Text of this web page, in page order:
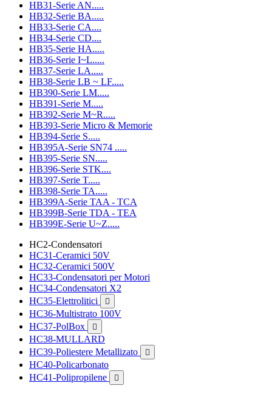
HB31-Serie AN.....
HB32-Serie BA.....
HB33-Serie CA....
HB34-Serie CD....
HB35-Serie HA.....
HB36-Serie I~L.....
HB37-Serie LA.....
HB38-Serie LB ~ LF.....
HB390-Serie LM.....
HB391-Serie M.....
HB392-Serie M~R.....
HB393-Serie Micro & Memorie
HB394-Serie S.....
HB395A-Serie SN74 .....
HB395-Serie SN.....
HB396-Serie STK....
HB397-Serie T.....
HB398-Serie TA.....
HB399A-Serie TAA - TCA
HB399B-Serie TDA - TEA
HB399E-Serie U~Z.....
HC2-Condensatori
HC31-Ceramici 50V
HC32-Ceramici 500V
HC33-Condensatori per Motori
HC34-Condensatori X2
HC35-Elettrolitici

HC36-Multistrato 100V
HC37-PolBox

HC38-MULLARD
HC39-Poliestere Metallizato

HC40-Policarbonato
HC41-Polipropilene
